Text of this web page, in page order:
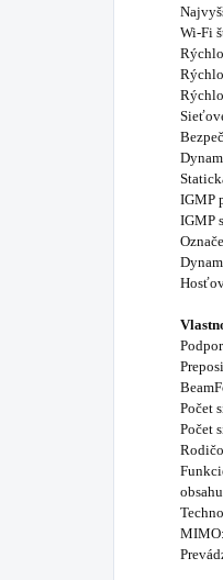
Wi-Fi
IGMP
IGMP
Počet
Počet